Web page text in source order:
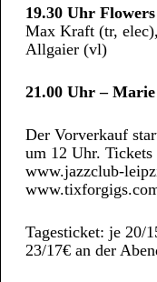
19.30 Uhr
Max Kraft (tr,
Allgaier (vl)
21.00 Uhr –
Der Vorverkauf
um 12 Uhr. Tickets
www.jazzclub-
Tagesticket: je 20/
23/17€ an der